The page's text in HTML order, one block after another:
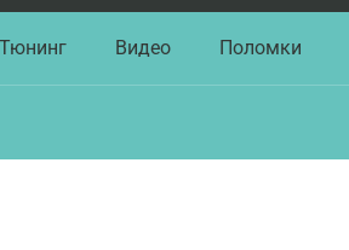
Тюнинг Видео Поломки